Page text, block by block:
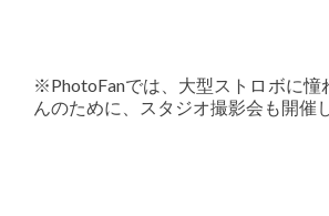
※PhotoFanでは、大型ストロボに憧
んのために、スタジオ撮影会も開催